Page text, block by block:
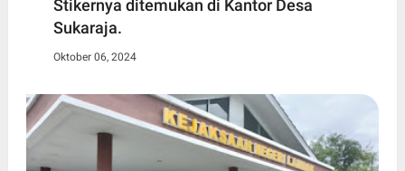
Stikernya ditemukan di Kantor Desa
Sukaraja.
Oktober 06, 2024